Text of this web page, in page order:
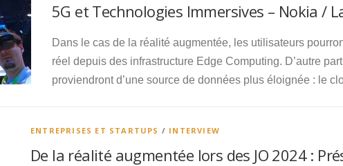
5G et Technologies Immersives – Nokia /
Dans le cas de la réalité augmentée, les utilisateurs
réel depuis des infrastructure Edge Computing. D’autre
proviendront d’une source de données plus éloignée : le
ENTREPRISES ET STARTUPS / INTERVIEW
De la réalité augmentée lors des JO 2024 :